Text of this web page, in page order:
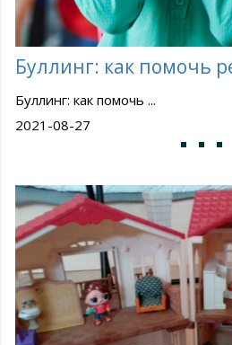
Буллинг: как помочь
Буллинг: как помочь ...
2021-08-27